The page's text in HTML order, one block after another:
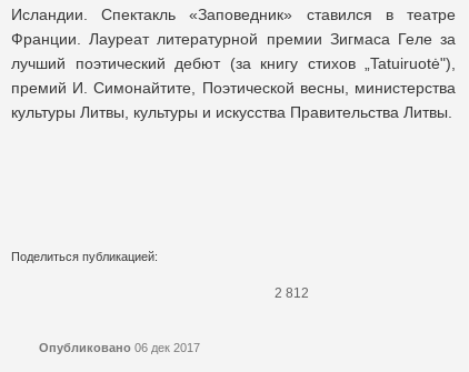
Исландии. Спектакль «Заповедник» ставился в театре
Франции. Лауреат литературной премии Зигмаса Геле за
лучший поэтический дебют (за книгу стихов „Tatuiruotė"),
премий И. Симонайтите, Поэтической весны, министерства
культуры Литвы, культуры и искусства Правительства Литвы.
Поделиться публикацией:
2 812
Опубликовано 06 дек 2017